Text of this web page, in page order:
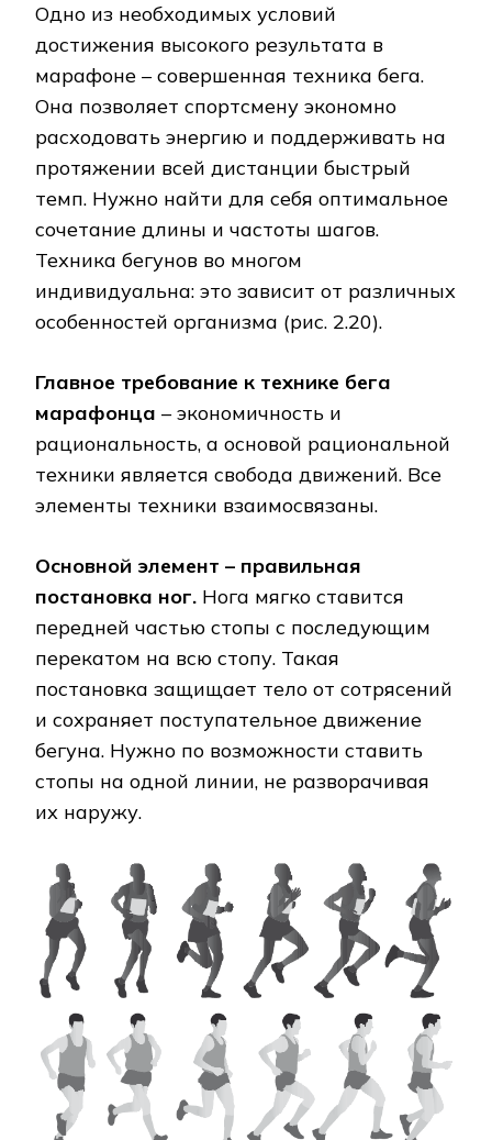
Одно из необходимых условий
достижения высокого результата в
марафоне – совершенная техника бега.
Она позволяет спортсмену экономно
расходовать энергию и поддерживать на
протяжении всей дистанции быстрый
темп. Нужно найти для себя оптимальное
сочетание длины и частоты шагов.
Техника бегунов во многом
индивидуальна: это зависит от различных
особенностей организма (рис. 2.20).
Главное требование к технике бега
марафонца – экономичность и
рациональность, а основой рациональной
техники является свобода движений. Все
элементы техники взаимосвязаны.
Основной элемент – правильная
постановка ног. Нога мягко ставится
передней частью стопы с последующим
перекатом на всю стопу. Такая
постановка защищает тело от сотрясений
и сохраняет поступательное движение
бегуна. Нужно по возможности ставить
стопы на одной линии, не разворачивая
их наружу.